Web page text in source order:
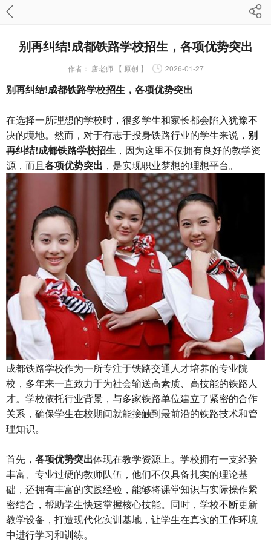
别再纠结!成都铁路学校招生，各项优势突出
作者： 唐老师 【 原创 】 2026-01-27
别再纠结!成都铁路学校招生，各项优势突出
在选择一所理想的学校时，很多学生和家长都会陷入犹豫不
决的境地。然而，对于有志于投身铁路行业的学生来说， 别
再纠结!成都铁路学校招生 ，因为这里不仅拥有良好的教学资
源，而且各项优势突出 ，是实现职业梦想的理想平台。
成都铁路学校作为一所专注于铁路交通人才培养的专业院
校，多年来一直致力于为社会输送高素质、高技能的铁路人
才。学校依托行业背景，与多家铁路单位建立了紧密的合作
关系，确保学生在校期间就能接触到最前沿的铁路技术和管
理知识。
首先， 各项优势突出体现在教学资源上。学校拥有一支经验
丰富、专业过硬的教师队伍，他们不仅具备扎实的理论基
础，还拥有丰富的实践经验，能够将课堂知识与实际操作紧
密结合，帮助学生快速掌握核心技能。同时，学校不断更新
教学设备，打造现代化实训基地，让学生在真实的工作环境
中进行学习和训练。